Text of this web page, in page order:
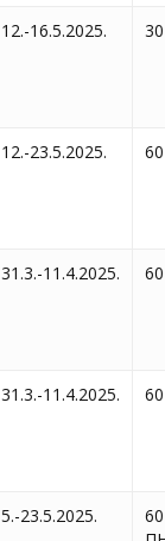
12.-16.5.2025. 30
12.-23.5.2025. 60
31.3.-11.4.2025. 60
31.3.-11.4.2025. 60
5.-23.5.2025.
60